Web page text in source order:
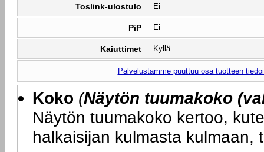
Toslink-ulostulo Ei
PiP Ei
Kaiuttimet Kyllä
Palvelustamme puuttuu osa tuotteen
Koko (Näytön tuumakoko
Näytön tuumakoko kertoo,
halkaisijan kulmasta kulmaan,